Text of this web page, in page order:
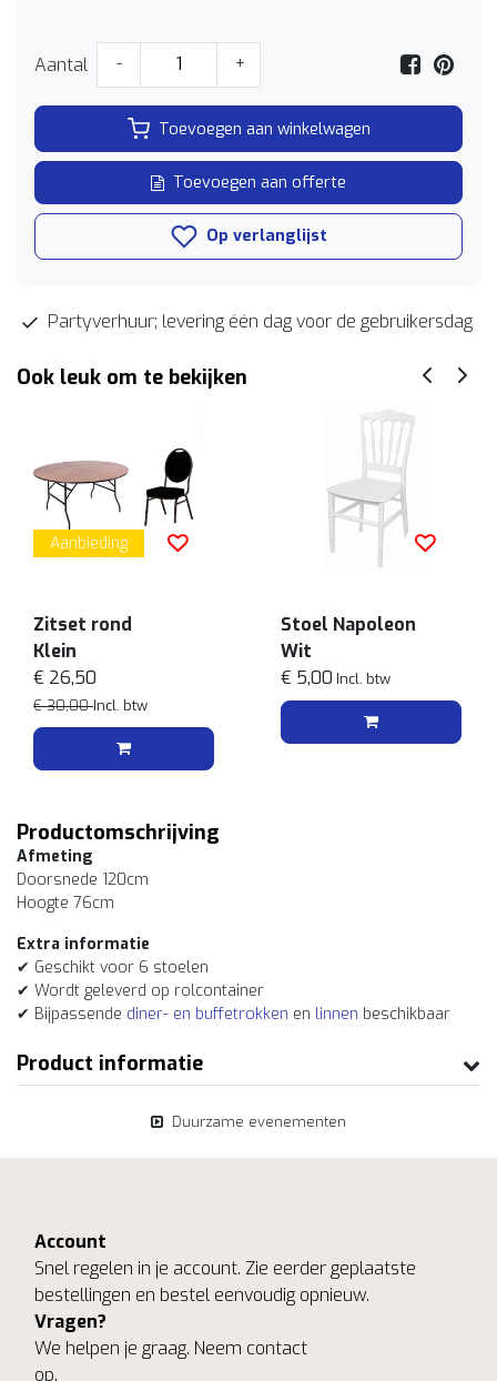
Aantal - +
Toevoegen aan winkelwagen
Toevoegen aan offerte
Op verlanglijst
Partyverhuur; levering één dag voor de gebruikersdag
Ook leuk om te bekijken
Aanbieding
Zitset rond
Klein
€ 26,50
€ 30,00Incl. btw
Stoel Napoleon
Wit
€ 5,00 Incl. btw
Productomschrijving
Afmeting
Doorsnede 120cm
Hoogte 76cm
Extra informatie
✔ Geschikt voor 6 stoelen
✔ Wordt geleverd op rolcontainer
✔ Bijpassende diner- en buffetrokken en linnen beschikbaar
Product informatie
Duurzame evenementen
Account
Snel regelen in je account. Zie eerder geplaatste
bestellingen en bestel eenvoudig opnieuw.
Vragen?
We helpen je graag. Neem contact
op.